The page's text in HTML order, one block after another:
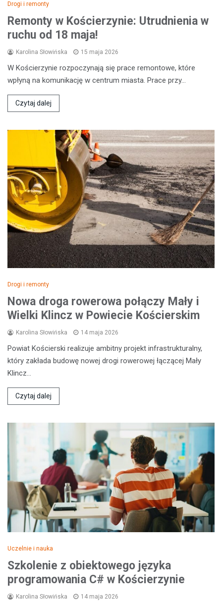
Drogi i remonty
Remonty w Kościerzynie: Utrudnienia w
ruchu od 18 maja!
Karolina Słowińska 15 maja 2026
W Kościerzynie rozpoczynają się prace remontowe, które
wpłyną na komunikację w centrum miasta. Prace przy…
Czytaj dalej
Drogi i remonty
Nowa droga rowerowa połączy Mały i
Wielki Klincz w Powiecie Kościerskim
Karolina Słowińska 14 maja 2026
Powiat Kościerski realizuje ambitny projekt infrastrukturalny,
który zakłada budowę nowej drogi rowerowej łączącej Mały
Klincz…
Czytaj dalej
Uczelnie i nauka
Szkolenie z obiektowego języka
programowania C# w Kościerzynie
Karolina Słowińska 14 maja 2026